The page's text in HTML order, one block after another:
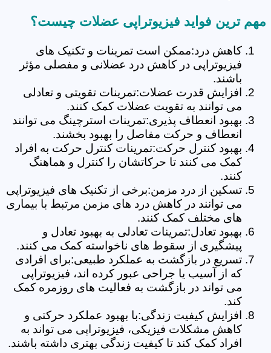
مهم ترین فواید فیزیوتراپی عضلات چیست؟
کاهش درد:ممکن است تمرینات و تکنیک های
فیزیوتراپی در کاهش درد عضلانی و مفصلی مؤثر
باشند.
افزایش قدرت عضلات:تمرینات تقویتی و تعادلی
می توانند به تقویت عضلات کمک کنند.
بهبود انعطاف پذیری:تمرینات استرچینگ می توانند
انعطاف و حرکت مفاصل را بهبود بخشند.
بهبود کنترل حرکت:تمرینات کنترل حرکت به افراد
کمک می کنند تا حرکاتشان را کنترل و هماهنگ
کنند.
تسکین از درد مزمن:برخی از تکنیک های فیزیوتراپی
می توانند در کاهش درد های مزمن مرتبط با بیماری
های مختلف کمک کنند.
بهبود تعادل:تمرینات تعادلی به بهبود تعادل و
پیشگیری از سقوط های ناخواسته کمک می کنند.
تسریع در بازگشت به عملکرد طبیعی:برای افرادی
که از آسیب یا جراحی عبور کرده اند، فیزیوتراپی
می تواند در بازگشت به فعالیت های روزمره کمک
کند.
افزایش کیفیت زندگی:با بهبود عملکرد حرکتی و
کاهش مشکلات فیزیکی، فیزیوتراپی می تواند به
افراد کمک کند تا کیفیت زندگی بهتری داشته باشند.